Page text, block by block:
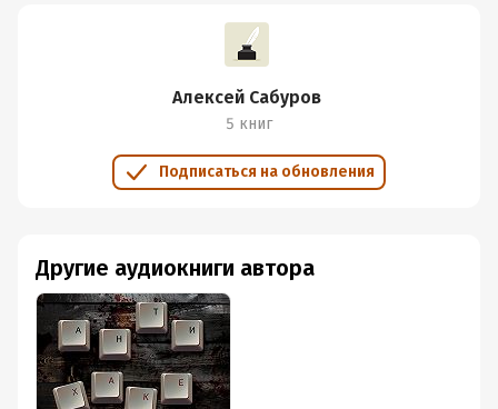
Алексей Сабуров
5 книг
Подписаться на обновления
Другие аудиокниги автора